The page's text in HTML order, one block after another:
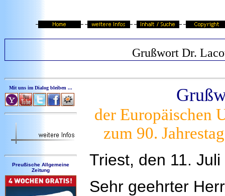
Grußwort Dr.
Mit uns im Dialog bleiben ...
Preußische Allgemeine
Zeitung
der Europäischen
zum 90.
Triest, den 11.
Sehr geehrter